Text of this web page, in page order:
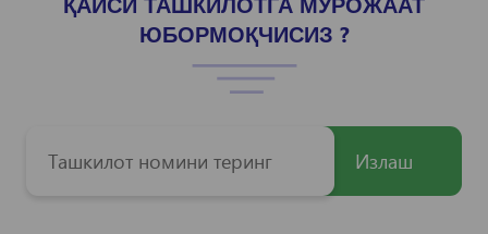
ЮБОРМОҚЧИСИЗ ?
Излаш